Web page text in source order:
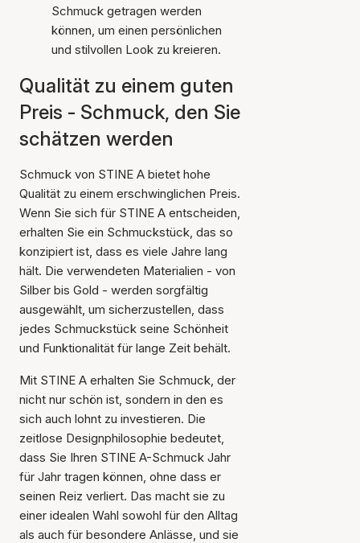
Schmuck getragen werden
können, um einen persönlichen
und stilvollen Look zu kreieren.
Qualität zu einem guten
Preis - Schmuck, den Sie
schätzen werden
Schmuck von STINE A bietet hohe
Qualität zu einem erschwinglichen Preis.
Wenn Sie sich für STINE A entscheiden,
erhalten Sie ein Schmuckstück, das so
konzipiert ist, dass es viele Jahre lang
hält. Die verwendeten Materialien - von
Silber bis Gold - werden sorgfältig
ausgewählt, um sicherzustellen, dass
jedes Schmuckstück seine Schönheit
und Funktionalität für lange Zeit behält.
Mit STINE A erhalten Sie Schmuck, der
nicht nur schön ist, sondern in den es
sich auch lohnt zu investieren. Die
zeitlose Designphilosophie bedeutet,
dass Sie Ihren STINE A-Schmuck Jahr
für Jahr tragen können, ohne dass er
seinen Reiz verliert. Das macht sie zu
einer idealen Wahl sowohl für den Alltag
als auch für besondere Anlässe, und sie